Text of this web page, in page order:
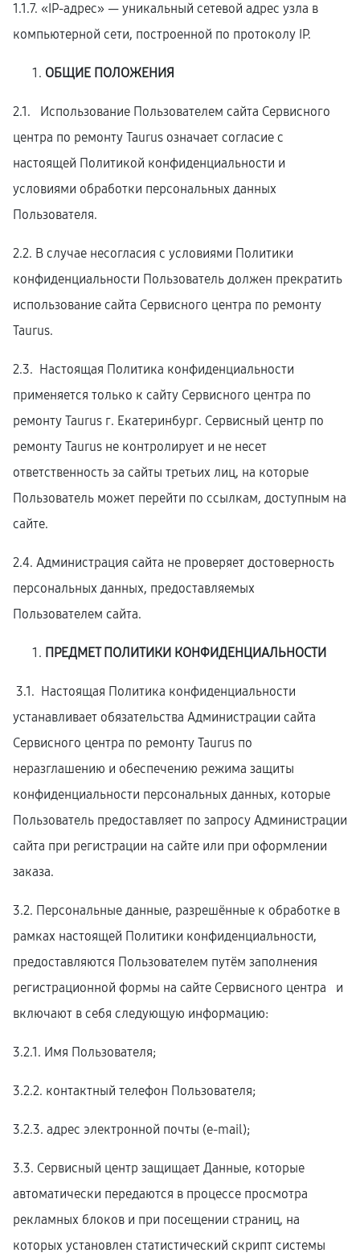
1.1.7. «IP-адрес» — уникальный сетевой адрес узла в
компьютерной сети, построенной по протоколу IP.
ОБЩИЕ ПОЛОЖЕНИЯ
2.1. Использование Пользователем сайта Сервисного
центра по ремонту Taurus означает согласие с
настоящей Политикой конфиденциальности и
условиями обработки персональных данных
Пользователя.
2.2. В случае несогласия с условиями Политики
конфиденциальности Пользователь должен прекратить
использование сайта Сервисного центра по ремонту
Taurus.
2.3. Настоящая Политика конфиденциальности
применяется только к сайту Сервисного центра по
ремонту Taurus г. Екатеринбург. Сервисный центр по
ремонту Taurus не контролирует и не несет
ответственность за сайты третьих лиц, на которые
Пользователь может перейти по ссылкам, доступным на
сайте.
2.4. Администрация сайта не проверяет достоверность
персональных данных, предоставляемых
Пользователем сайта.
ПРЕДМЕТ ПОЛИТИКИ КОНФИДЕНЦИАЛЬНОСТИ
3.1. Настоящая Политика конфиденциальности
устанавливает обязательства Администрации сайта
Сервисного центра по ремонту Taurus по
неразглашению и обеспечению режима защиты
конфиденциальности персональных данных, которые
Пользователь предоставляет по запросу Администрации
сайта при регистрации на сайте или при оформлении
заказа.
3.2. Персональные данные, разрешённые к обработке в
рамках настоящей Политики конфиденциальности,
предоставляются Пользователем путём заполнения
регистрационной формы на cайте Сервисного центра и
включают в себя следующую информацию:
3.2.1. Имя Пользователя;
3.2.2. контактный телефон Пользователя;
3.2.3. адрес электронной почты (e-mail);
3.3. Сервисный центр защищает Данные, которые
автоматически передаются в процессе просмотра
рекламных блоков и при посещении страниц, на
которых установлен статистический скрипт системы